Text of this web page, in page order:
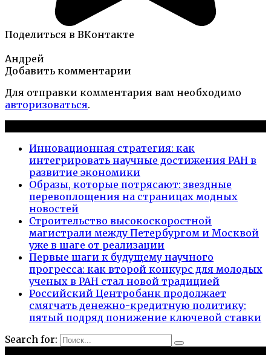
Поделиться в ВКонтакте
Андрей
Добавить комментарии
Для отправки комментария вам необходимо
авторизоваться.
Инновационная стратегия: как
интегрировать научные достижения РАН в
развитие экономики
Образы, которые потрясают: звездные
перевоплощения на страницах модных
новостей
Строительство высокоскоростной
магистрали между Петербургом и Москвой
уже в шаге от реализации
Первые шаги к будущему научного
прогресса: как второй конкурс для молодых
ученых в РАН стал новой традицией
Российский Центробанк продолжает
смягчать денежно-кредитную политику:
пятый подряд понижение ключевой ставки
Search for: